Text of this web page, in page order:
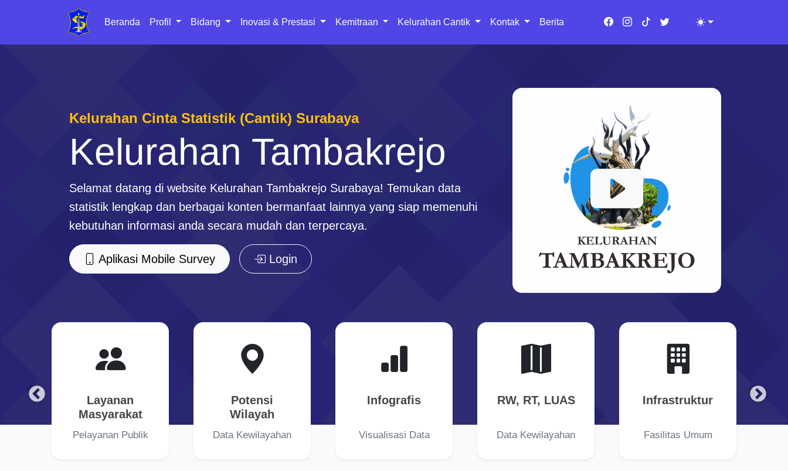
Beranda Profil Bidang Inovasi & Prestasi Kemitraan Kelurahan Cantik Kontak Berita
Toggle theme
Kelurahan Cinta Statistik (Cantik) Surabaya
Kelurahan Tambakrejo
Selamat datang di website Kelurahan Tambakrejo Surabaya! Temukan data
statistik lengkap dan berbagai konten bermanfaat lainnya yang siap memenuhi
kebutuhan informasi anda secara mudah dan terpercaya.
Aplikasi Mobile Survey Login
Layanan
Masyarakat
Pelayanan Publik
Potensi
Wilayah
Data Kewilayahan
Infografis
Visualisasi Data
RW, RT, LUAS
Data Kewilayahan
Infrastruktur
Fasilitas Umum